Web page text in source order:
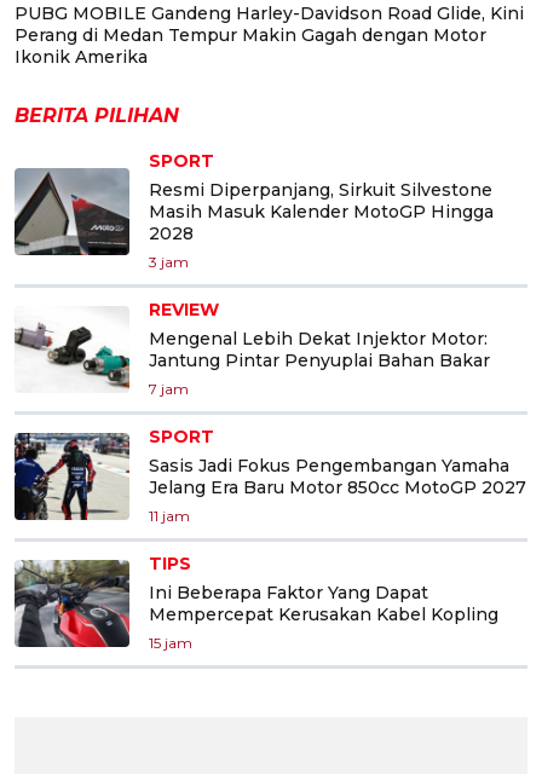
PUBG MOBILE Gandeng Harley-Davidson Road Glide, Kini
Perang di Medan Tempur Makin Gagah dengan Motor
Ikonik Amerika
BERITA PILIHAN
SPORT
Resmi Diperpanjang, Sirkuit Silvestone
Masih Masuk Kalender MotoGP Hingga
2028
3 jam
REVIEW
Mengenal Lebih Dekat Injektor Motor:
Jantung Pintar Penyuplai Bahan Bakar
7 jam
SPORT
Sasis Jadi Fokus Pengembangan Yamaha
Jelang Era Baru Motor 850cc MotoGP 2027
11 jam
TIPS
Ini Beberapa Faktor Yang Dapat
Mempercepat Kerusakan Kabel Kopling
15 jam